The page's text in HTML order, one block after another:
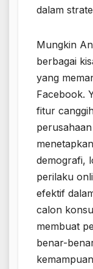
dalam
Mungkin
berbagai
yang
Facebook.
fitur
demografi,
perilaku
efektif
calon
membuat
benar-